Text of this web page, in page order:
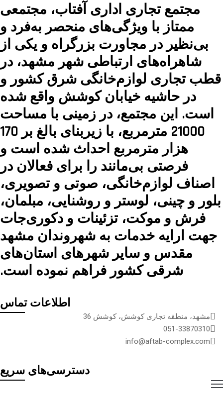
مجتمع تجاری اداری آفتاب، مجتمعی
ممتاز با ویژگی‌های منحصر به‌فرد و
بی‌نظیر در مجاورت بزرگراه و یکی از
شاهراه‌های ارتباطی شهر مشهد، در
قطب تجاری لوازم‌خانگی شرق کشور و
در حاشیه خیابان کوشش واقع شده
است. این مجتمع، در زمینی با مساحت
21000 مترمربع، با زیربنای بالغ بر 1‌7‌0
هزار متر‌مربع احداث شده است و
فرصتی بی‌مانند را برای فعالان در
اصناف لوازم‌خانگی، صوتی و تصویری،
بلور و چینی، لوستر و روشنایی، مبلمان،
فرش و موکت، تزئینات و دکوری‌جات
جهت ارایه خدمات به شهروندان مشهد
مقدس و سایر شهرهای استان‌های
شرقی کشور فراهم نموده است.
اطلاعات تماس
مشهد، منطقه تجاری کوشش، کوشش 36
051-33870310
info@aftab-complex.com
دسترسی‌های سریع